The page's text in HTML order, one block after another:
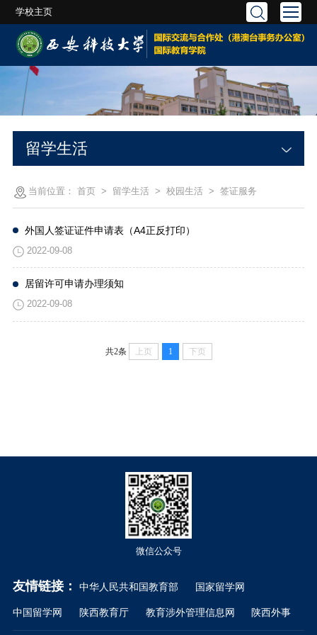
学校主页
留学生活
当前位置： 首页 > 留学生活 >校园生活 >签证服务
外国人签证证件申请表（A4正反打印）
2022-09-08
居留许可申请办理须知
2022-09-08
共2条 上页 1 下页
微信公众号
友情链接： 中华人民共和国教育部 国家留学网
中国留学网 陕西教育厅 教育涉外管理信息网 陕西外事